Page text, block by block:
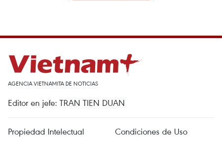
AGENCIA VIETNAMITA DE NOTICIAS
Editor en jefe: TRAN TIEN DUAN
Propiedad Intelectual
Condiciones de Uso